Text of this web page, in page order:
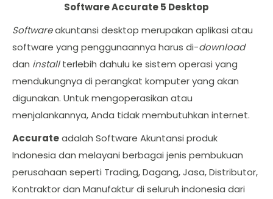
Software Accurate 5 Desktop
Softwareakuntansi desktop merupakan aplikasi atau
software yang penggunaannya harus di-download
dan installterlebih dahulu ke sistem operasi yang
mendukungnya di perangkat komputer yang akan
digunakan. Untuk mengoperasikan atau
menjalankannya, Anda tidak membutuhkan internet.
Accurateadalah Software Akuntansi produk
Indonesia dan melayani berbagai jenis pembukuan
perusahaan seperti Trading, Dagang, Jasa, Distributor,
Kontraktor dan Manufaktur di seluruh indonesia dari